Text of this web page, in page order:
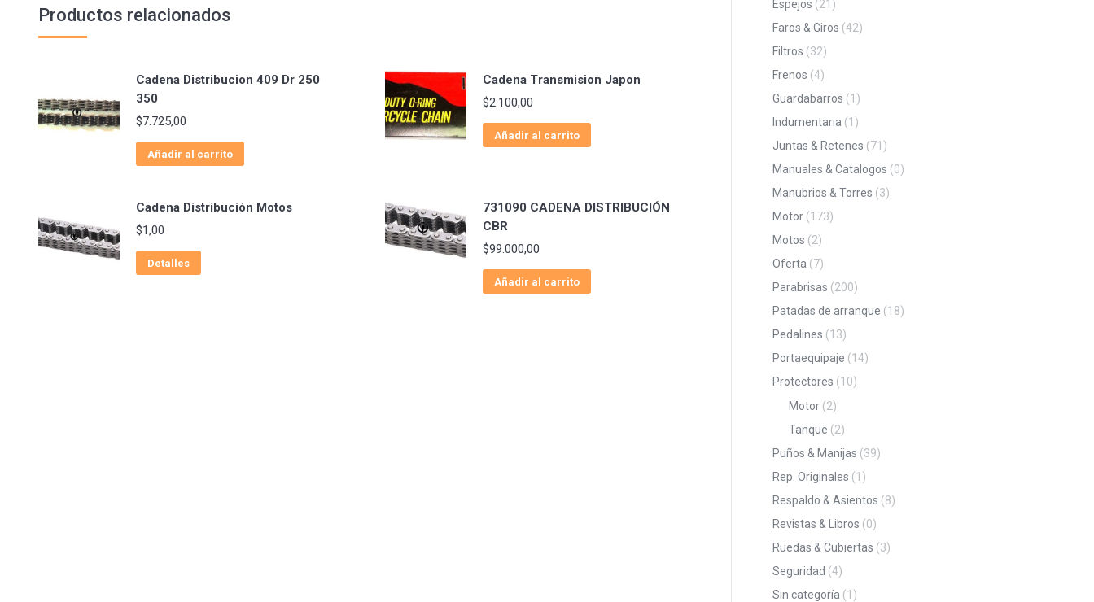
Productos relacionados
Cadena Distribucion 409 Dr 250
350
$7.725,00
Añadir al carrito
Cadena Transmision Japon
$2.100,00
Añadir al carrito
Cadena Distribución Motos
$1,00
Detalles
731090 CADENA DISTRIBUCIÓN
CBR
$99.000,00
Añadir al carrito
Espejos (21)
Faros & Giros (42)
Filtros (32)
Frenos (4)
Guardabarros (1)
Indumentaria (1)
Juntas & Retenes (71)
Manuales & Catalogos (0)
Manubrios & Torres (3)
Motor (173)
Motos (2)
Oferta (7)
Parabrisas (200)
Patadas de arranque (18)
Pedalines (13)
Portaequipaje (14)
Protectores (10)
Motor (2)
Tanque (2)
Puños & Manijas (39)
Rep. Originales (1)
Respaldo & Asientos (8)
Revistas & Libros (0)
Ruedas & Cubiertas (3)
Seguridad (4)
Sin categoría (1)